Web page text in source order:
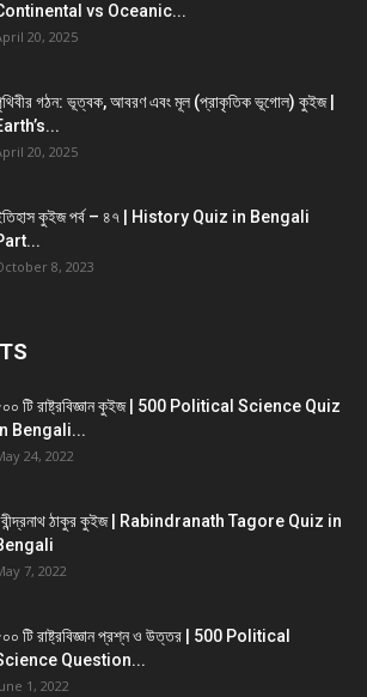
vs Oceanic...
20, 2025
গঠন: ভূত্বক, আবরণ এবং মূল (প্রাকৃতিক ভূগোল) কুইজ |
20, 2025
কুইজ পর্ব – ৪৭ | History Quiz in Bengali
8, 2023
টি রাষ্ট্রবিজ্ঞান কুইজ | 500 Political Science Quiz
Bengali...
24, 2022
ঠাকুর কুইজ | Rabindranath Tagore Quiz in
7, 2022
টি রাষ্ট্রবিজ্ঞান প্রশ্ন ও উত্তর | 500 Political
Question...
1, 2022